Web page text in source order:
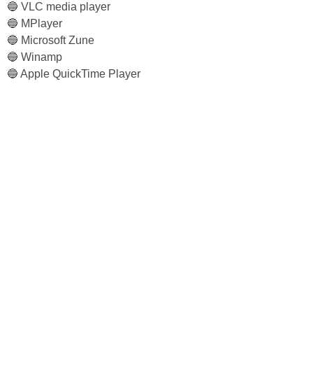
🔵 VLC media player
🔵 MPlayer
🔵 Microsoft Zune
🔵 Winamp
🔵 Apple QuickTime Player